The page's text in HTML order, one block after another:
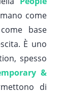
come
base
È uno
spesso
&
di